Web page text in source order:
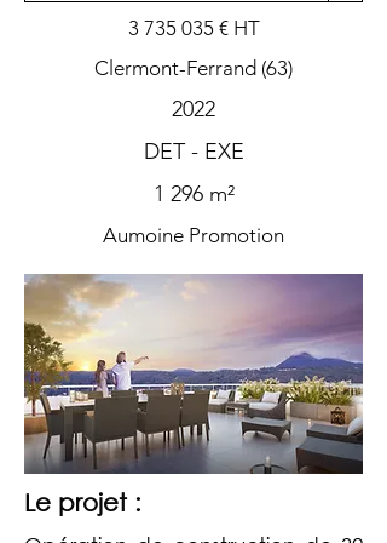
3 735 035€ HT
Clermont-Ferrand (63)
2022
DET - EXE
1 296 m²
Aumoine Promotion
Le projet :